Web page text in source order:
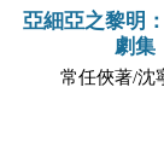
亞細亞之黎明
劇集
常任俠著/沈